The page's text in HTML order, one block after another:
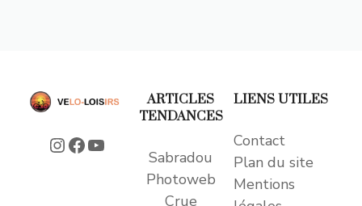
Instagram
Facebook
YouTube
ARTICLES
TENDANCES
Sabradou
Photoweb
Crue
LIENS UTILES
Contact
Plan du site
Mentions